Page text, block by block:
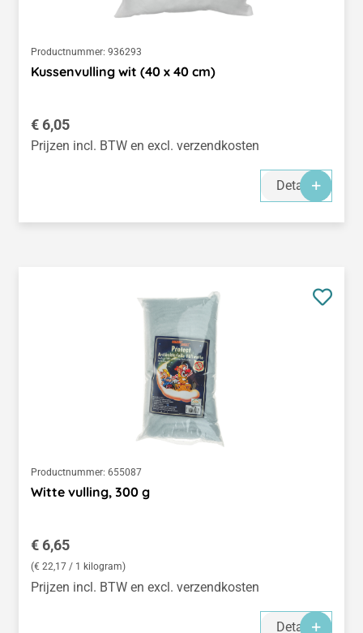
Productnummer: 936293
Kussenvulling wit (40 x 40 cm)
Normale prijs:
€ 6,05
Prijzen incl. BTW en excl. verzendkosten
Details
Productnummer: 655087
Witte vulling, 300 g
Normale prijs:
€ 6,65
(€ 22,17 / 1 kilogram)
Prijzen incl. BTW en excl. verzendkosten
Details